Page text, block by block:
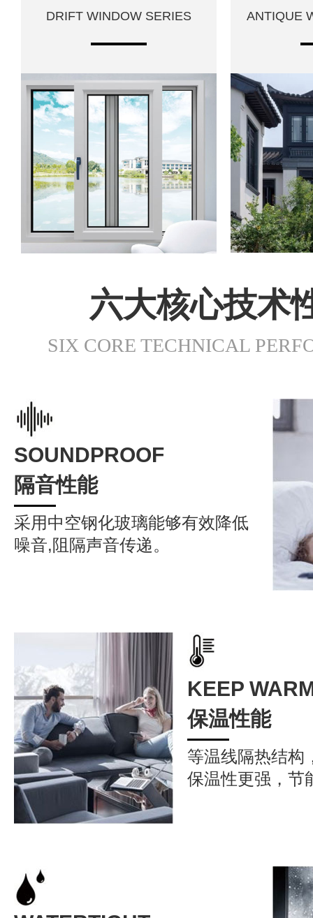
DRIFT WINDOW SERIES ANTIQUE
六大核心技术
SIX CORE TECHNICAL
SOUNDPROOF
隔音性能
采用中空钢化玻璃能够有效降低
噪音,阻隔声音传递。
KEEP
保温性能
等温线隔热结构
保温性更强，节